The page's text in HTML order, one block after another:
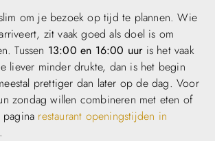
om je bezoek op tijd te plannen. Wie
zit vaak goed als doel is om
Tussen 13:00 en 16:00 uuris het vaak
liever minder drukte, dan is het begin
prettiger dan later op de dag. Voor
zondag willen combineren met eten of
restaurant openingstijden in